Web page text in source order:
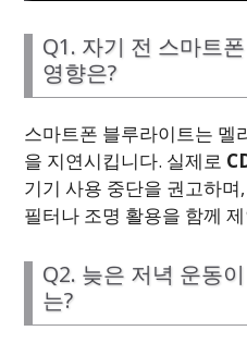
Q1. 자기 전 스마트
영향은?
스마트폰 블루라이트는 멜
을 지연시킵니다. 실제로
기기 사용 중단을 권고하
필터나 조명 활용을 함께
Q2. 늦은 저녁 운동
는?